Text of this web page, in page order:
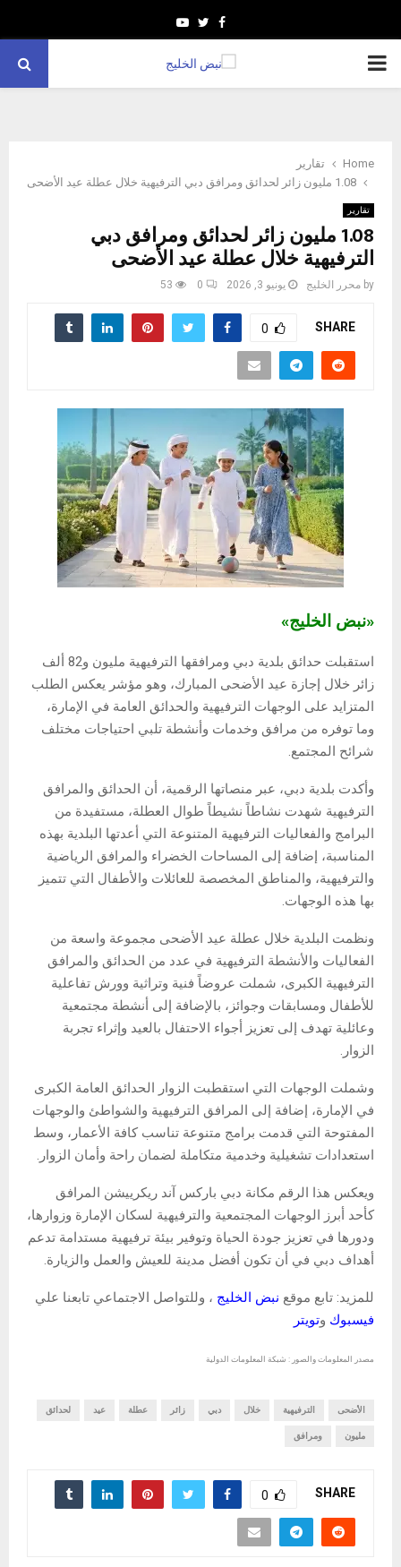
Facebook
Twitter
Youtube
PRIMARY
Home
تقارير
1.08 مليون زائر لحدائق ومرافق دبي الترفيهية خلال عطلة عيد الأضحى
تقارير
1.08 مليون زائر لحدائق ومرافق دبي
الترفيهية خلال عطلة عيد الأضحى
by محرر الخليج يونيو 3, 2026 0
53
SHARE
0
«نبض الخليج»
استقبلت حدائق بلدية دبي ومرافقها الترفيهية مليون و82 ألف
زائر خلال إجازة عيد الأضحى المبارك، وهو مؤشر يعكس الطلب
المتزايد على الوجهات الترفيهية والحدائق العامة في الإمارة،
وما توفره من مرافق وخدمات وأنشطة تلبي احتياجات مختلف
شرائح المجتمع.
وأكدت بلدية دبي، عبر منصاتها الرقمية، أن الحدائق والمرافق
الترفيهية شهدت نشاطاً نشيطاً طوال العطلة، مستفيدة من
البرامج والفعاليات الترفيهية المتنوعة التي أعدتها البلدية بهذه
المناسبة، إضافة إلى المساحات الخضراء والمرافق الرياضية
والترفيهية، والمناطق المخصصة للعائلات والأطفال التي تتميز
بها هذه الوجهات.
ونظمت البلدية خلال عطلة عيد الأضحى مجموعة واسعة من
الفعاليات والأنشطة الترفيهية في عدد من الحدائق والمرافق
الترفيهية الكبرى، شملت عروضاً فنية وتراثية وورش تفاعلية
للأطفال ومسابقات وجوائز، بالإضافة إلى أنشطة مجتمعية
وعائلية تهدف إلى تعزيز أجواء الاحتفال بالعيد وإثراء تجربة
الزوار.
وشملت الوجهات التي استقطبت الزوار الحدائق العامة الكبرى
في الإمارة، إضافة إلى المرافق الترفيهية والشواطئ والوجهات
المفتوحة التي قدمت برامج متنوعة تناسب كافة الأعمار، وسط
استعدادات تشغيلية وخدمية متكاملة لضمان راحة وأمان الزوار.
ويعكس هذا الرقم مكانة دبي باركس آند ريكرييشن المرافق
كأحد أبرز الوجهات المجتمعية والترفيهية لسكان الإمارة وزوارها،
ودورها في تعزيز جودة الحياة وتوفير بيئة ترفيهية مستدامة تدعم
أهداف دبي في أن تكون أفضل مدينة للعيش والعمل والزيارة.
للمزيد: تابع موقع نبض الخليج ، وللتواصل الاجتماعي تابعنا علي
فيسبوك وتويتر
مصدر المعلومات والصور : شبكة المعلومات الدولية
الأضحى الترفيهية خلال دبي زائر عطلة عيد لحدائق
مليون ومرافق
SHARE
0